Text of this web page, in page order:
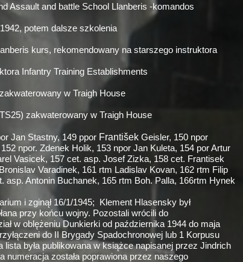
Assault and battle School Llanberis -komandos
potem dalsze szkolenia
kurs, rekomendowany na starszego instruktora
Infantry Training Establishments
w Traigh House
zakwaterowany w Traigh House
Jan Stastny, 149 ppor František Geisler, 150 npor
npor. Zdenek Holik, 153 npor Jan Kuleta, 154 por Artur
Vasicek, 157 cet. asp. Josef Zizka, 158 cet. Frantisek
Varadinek, 161 rtm Ladislav Kovan, 162 rtm Filip
asp. Antonin Buchanek, 165 rtm Boh. Palla, 166rtm Hynek
i zginął 16/1/1945; Klement Hlasensky był
przy końcu wojny. Pozostali wrócili do
w oblężeniu Dunkierki od października 1944 do maja
do II Brygady Spadochronowej lub 1 Korpusu
była publikowana w książce napisanej przez Jindrich
numeracja została poprawiona przez naszego